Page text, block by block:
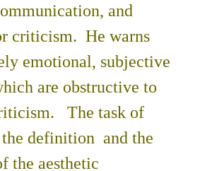
and
criticism. He warns
emotional, subjective
are obstructive to
The task of
definition and the
the aesthetic